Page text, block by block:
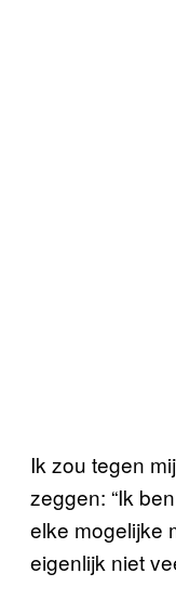
Ik zou tegen
zeggen: “Ik
elke mogelijke
eigenlijk niet